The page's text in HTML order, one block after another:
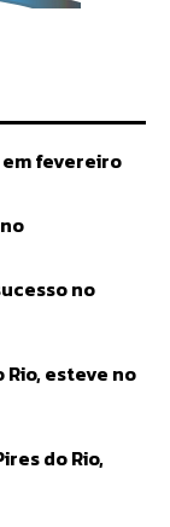
fevereiro
no
esteve no
do Rio,